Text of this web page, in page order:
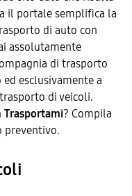
il portale semplifica la
di auto con
assolutamente
di trasporto
esclusivamente a
di veicoli.
Trasportami? Compila
preventivo.